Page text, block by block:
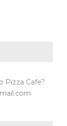
Pizza Cafe?